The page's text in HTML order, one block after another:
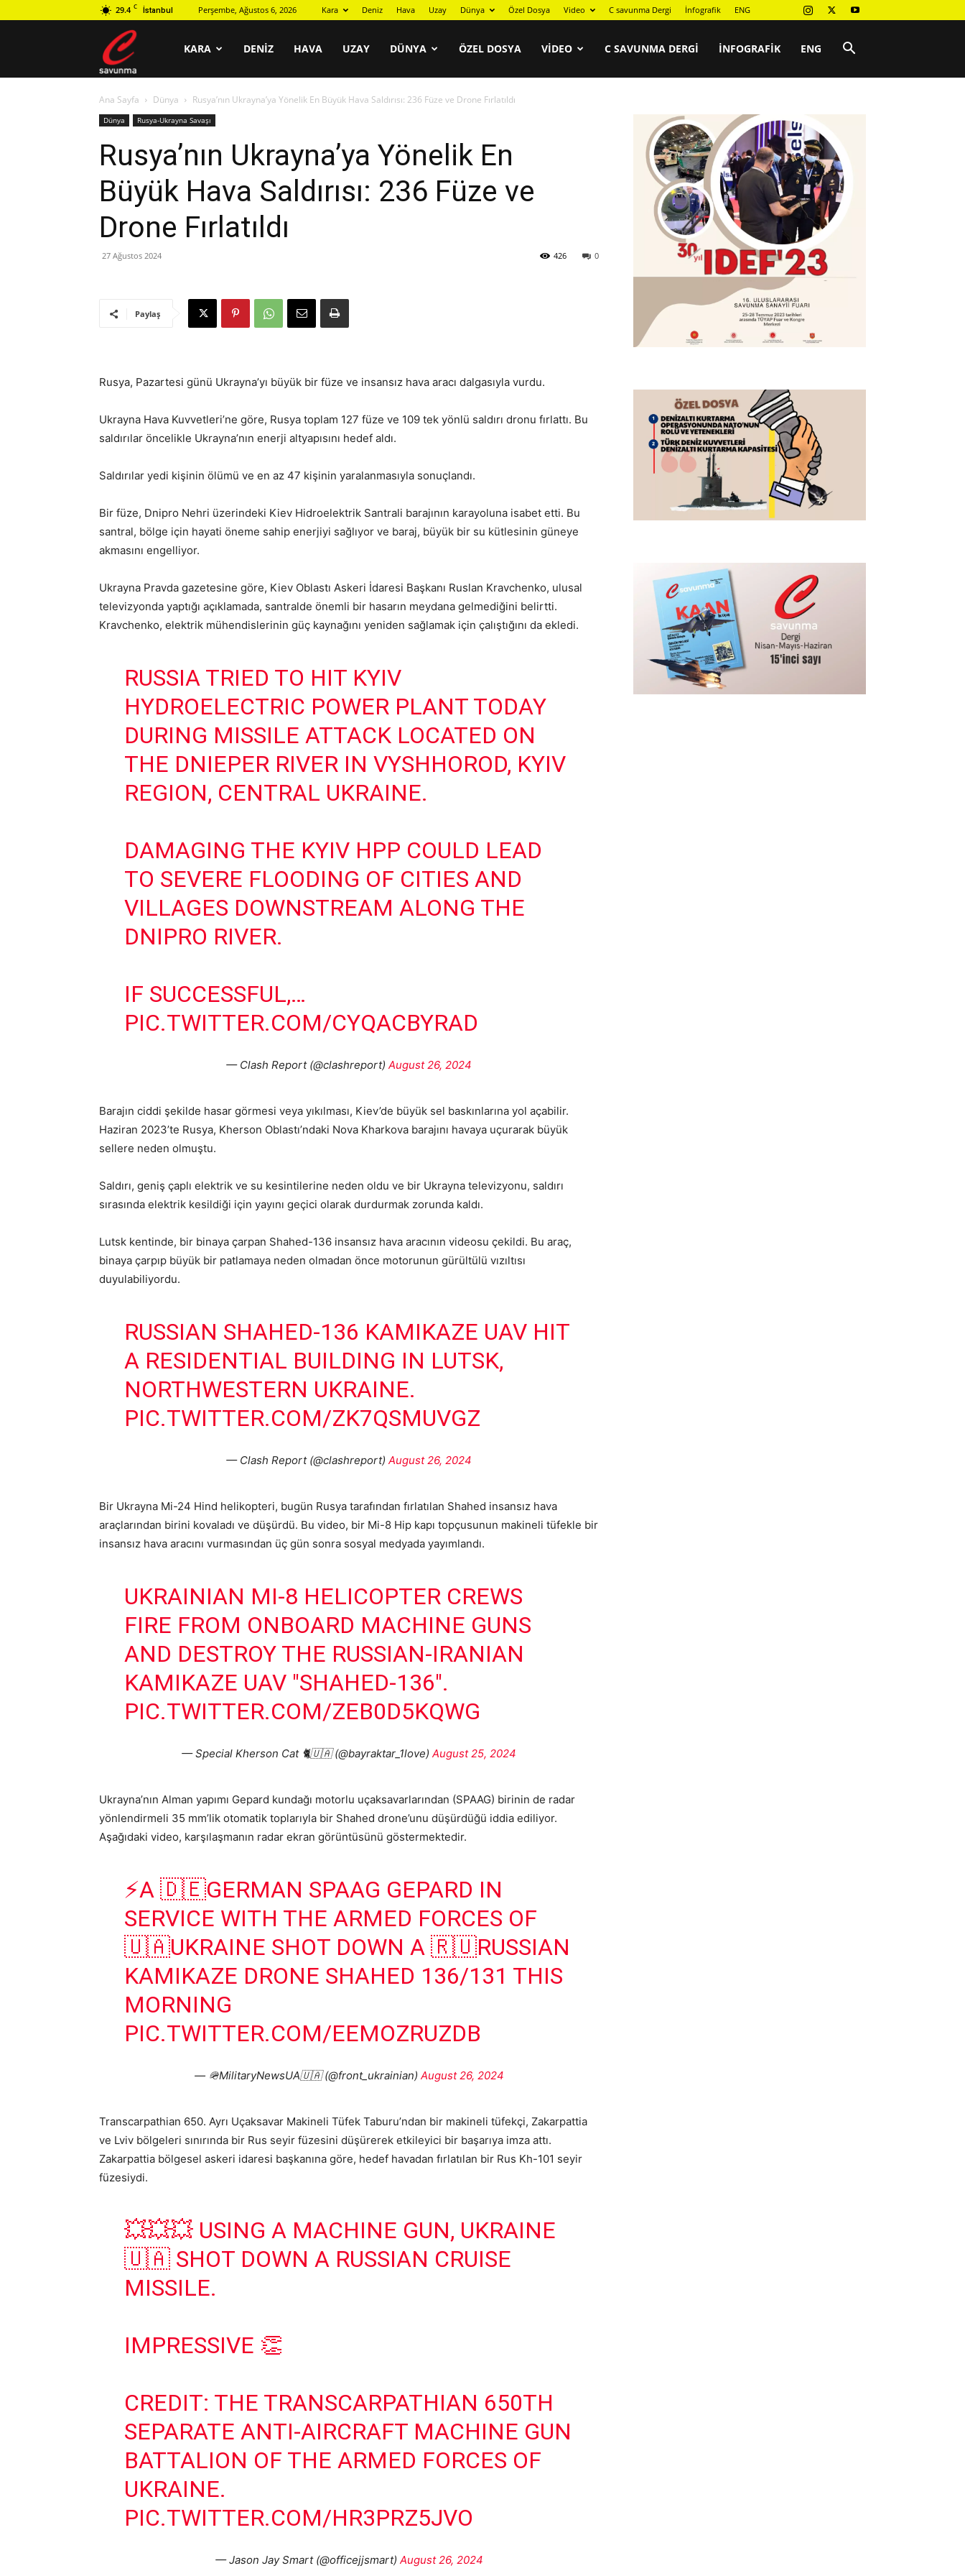
29.4 C İstanbul Perşembe, Ağustos 6, 2026 Kara Deniz Hava Uzay Dünya Özel Dosya Video C savunma Dergi İnfografik ENG
savunma
KARA DENIZ HAVA UZAY DÜNYA ÖZEL DOSYA VIDEO C SAVUNMA DERGI İNFOGRAFIK ENG
Ana Sayfa Dünya Rusya’nın Ukrayna’ya Yönelik En Büyük Hava Saldırısı: 236 Füze ve Drone Fırlatıldı
Dünya Rusya-Ukrayna Savaşı
Rusya’nın Ukrayna’ya Yönelik En
Büyük Hava Saldırısı: 236 Füze ve
Drone Fırlatıldı
27 Ağustos 2024 0
426
Paylaş
Rusya, Pazartesi günü Ukrayna’yı büyük bir füze ve insansız hava aracı dalgasıyla vurdu.
Ukrayna Hava Kuvvetleri’ne göre, Rusya toplam 127 füze ve 109 tek yönlü saldırı dronu fırlattı. Bu
saldırılar öncelikle Ukrayna’nın enerji altyapısını hedef aldı.
Saldırılar yedi kişinin ölümü ve en az 47 kişinin yaralanmasıyla sonuçlandı.
Bir füze, Dnipro Nehri üzerindeki Kiev Hidroelektrik Santrali barajının karayoluna isabet etti. Bu
santral, bölge için hayati öneme sahip enerjiyi sağlıyor ve baraj, büyük bir su kütlesinin güneye
akmasını engelliyor.
Ukrayna Pravda gazetesine göre, Kiev Oblastı Askeri İdaresi Başkanı Ruslan Kravchenko, ulusal
televizyonda yaptığı açıklamada, santralde önemli bir hasarın meydana gelmediğini belirtti.
Kravchenko, elektrik mühendislerinin güç kaynağını yeniden sağlamak için çalıştığını da ekledi.
RUSSIA TRIED TO HIT KYIV
HYDROELECTRIC POWER PLANT TODAY
DURING MISSILE ATTACK LOCATED ON
THE DNIEPER RIVER IN VYSHHOROD, KYIV
REGION, CENTRAL UKRAINE.
DAMAGING THE KYIV HPP COULD LEAD
TO SEVERE FLOODING OF CITIES AND
VILLAGES DOWNSTREAM ALONG THE
DNIPRO RIVER.
IF SUCCESSFUL,…
PIC.TWITTER.COM/CYQACBYRAD
— Clash Report (@clashreport) August 26, 2024
Barajın ciddi şekilde hasar görmesi veya yıkılması, Kiev’de büyük sel baskınlarına yol açabilir.
Haziran 2023’te Rusya, Kherson Oblastı’ndaki Nova Kharkova barajını havaya uçurarak büyük
sellere neden olmuştu.
Saldırı, geniş çaplı elektrik ve su kesintilerine neden oldu ve bir Ukrayna televizyonu, saldırı
sırasında elektrik kesildiği için yayını geçici olarak durdurmak zorunda kaldı.
Lutsk kentinde, bir binaya çarpan Shahed-136 insansız hava aracının videosu çekildi. Bu araç,
binaya çarpıp büyük bir patlamaya neden olmadan önce motorunun gürültülü vızıltısı
duyulabiliyordu.
RUSSIAN SHAHED-136 KAMIKAZE UAV HIT
A RESIDENTIAL BUILDING IN LUTSK,
NORTHWESTERN UKRAINE.
PIC.TWITTER.COM/ZK7QSMUVGZ
— Clash Report (@clashreport) August 26, 2024
Bir Ukrayna Mi-24 Hind helikopteri, bugün Rusya tarafından fırlatılan Shahed insansız hava
araçlarından birini kovaladı ve düşürdü. Bu video, bir Mi-8 Hip kapı topçusunun makineli tüfekle bir
insansız hava aracını vurmasından üç gün sonra sosyal medyada yayımlandı.
UKRAINIAN MI-8 HELICOPTER CREWS
FIRE FROM ONBOARD MACHINE GUNS
AND DESTROY THE RUSSIAN-IRANIAN
KAMIKAZE UAV "SHAHED-136".
PIC.TWITTER.COM/ZEB0D5KQWG
— Special Kherson Cat 🐈🇺🇦 (@bayraktar_1love) August 25, 2024
Ukrayna’nın Alman yapımı Gepard kundağı motorlu uçaksavarlarından (SPAAG) birinin de radar
yönlendirmeli 35 mm’lik otomatik toplarıyla bir Shahed drone’unu düşürdüğü iddia ediliyor.
Aşağıdaki video, karşılaşmanın radar ekran görüntüsünü göstermektedir.
⚡️A 🇩🇪GERMAN SPAAG GEPARD IN
SERVICE WITH THE ARMED FORCES OF
🇺🇦UKRAINE SHOT DOWN A 🇷🇺RUSSIAN
KAMIKAZE DRONE SHAHED 136/131 THIS
MORNING
PIC.TWITTER.COM/EEMOZRUZDB
— 🪖MilitaryNewsUA🇺🇦 (@front_ukrainian) August 26, 2024
Transcarpathian 650. Ayrı Uçaksavar Makineli Tüfek Taburu’ndan bir makineli tüfekçi, Zakarpattia
ve Lviv bölgeleri sınırında bir Rus seyir füzesini düşürerek etkileyici bir başarıya imza attı.
Zakarpattia bölgesel askeri idaresi başkanına göre, hedef havadan fırlatılan bir Rus Kh-101 seyir
füzesiydi.
💥💥💥 USING A MACHINE GUN, UKRAINE
🇺🇦 SHOT DOWN A RUSSIAN CRUISE
MISSILE.
IMPRESSIVE 👏
CREDIT: THE TRANSCARPATHIAN 650TH
SEPARATE ANTI-AIRCRAFT MACHINE GUN
BATTALION OF THE ARMED FORCES OF
UKRAINE.
PIC.TWITTER.COM/HR3PRZ5JVO
— Jason Jay Smart (@officejjsmart) August 26, 2024